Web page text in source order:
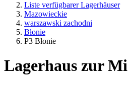
Liste verfügbarer Lagerhäuser
Mazowieckie
warszawski zachodni
Błonie
P3 Błonie
Lagerhaus zur